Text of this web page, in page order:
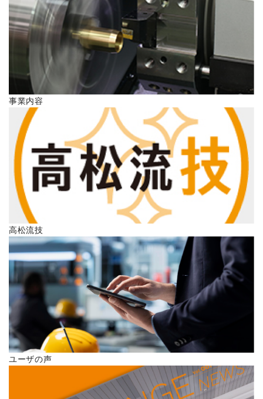
プライバシーポリシー
ENGLISH
事業内容
高松流技
ユーザの声